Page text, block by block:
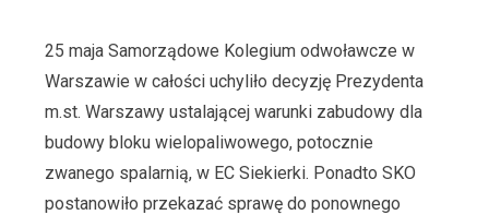
25 maja Samorządowe Kolegium odwoławcze w
Warszawie w całości uchyliło decyzję Prezydenta
m.st. Warszawy ustalającej warunki zabudowy dla
budowy bloku wielopaliwowego, potocznie
zwanego spalarnią, w EC Siekierki. Ponadto SKO
postanowiło przekazać sprawę do ponownego